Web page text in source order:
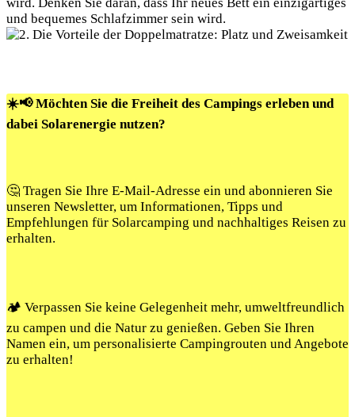
und bequemes Schlafzimmer sein wird.
☀️📢 Möchten Sie die Freiheit des Campings erleben und
dabei Solarenergie nutzen?
🤔 Tragen Sie Ihre E-Mail-Adresse ein und abonnieren Sie
unseren Newsletter, um Informationen, Tipps und
Empfehlungen für Solarcamping und nachhaltiges Reisen zu
erhalten.
🏕️ Verpassen Sie keine Gelegenheit mehr, umweltfreundlich
zu campen und die Natur zu genießen. Geben Sie Ihren
Namen ein, um personalisierte Campingrouten und Angebote
zu erhalten!